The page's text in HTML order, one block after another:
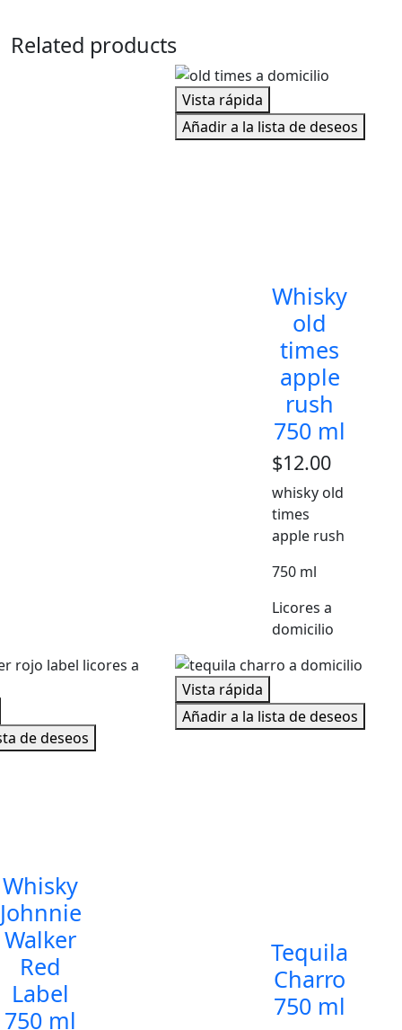
Related products
Vista rápida
Añadir a la lista de deseos
Whisky
old
times
apple
rush
750 ml
$12.00
whisky old
times
apple rush
750 ml
Licores a
domicilio
de deseos
Whisky
Johnnie
Walker
Red
Label
750 ml
Vista rápida
Añadir a la lista de deseos
Tequila
Charro
750 ml